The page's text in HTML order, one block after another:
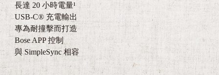
長達 20 小時電量¹
USB-C® 充電輸出
專為耐撞擊而打造
Bose APP 控制
與 SimpleSync 相容